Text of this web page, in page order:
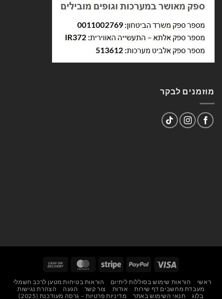
מוזמנים לבקר
Visa
PayPal
Stripe
MasterCard
Delivery
ראשי הוראות שימוש בסוללות ליתיום
הוראות בטיחות מטען לרכב חשמלי
מעבדת מחשבים דף שירות
אודות צור קשר הגעה
הצהרת נגישות
בלוג
תנאי השימוש באתר
מדיניות פרטיות – גרסה מעודכנת (2025)